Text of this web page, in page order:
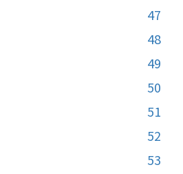
47
48
49
50
51
52
53